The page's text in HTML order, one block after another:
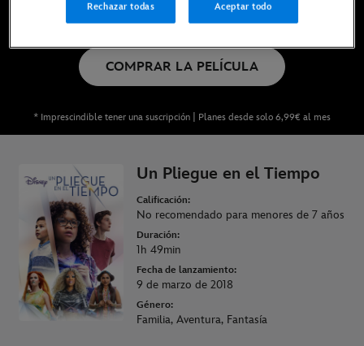
DISFRÚTALA EN DISNEY+
COMPRAR LA PELÍCULA
* Imprescindible tener una suscripción | Planes desde solo 6,99€ al mes
Un Pliegue en el Tiempo
Calificación:
No recomendado para menores de 7 años
Duración:
1h 49min
Fecha de lanzamiento:
9 de marzo de 2018
Género:
Familia, Aventura, Fantasía
Rechazar todas Aceptar todo